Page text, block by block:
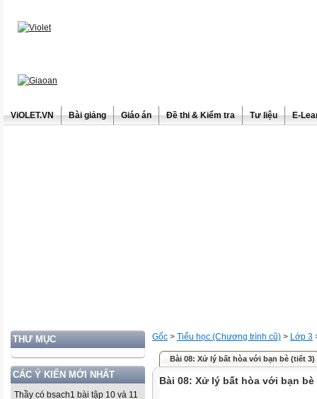
ViOLET.VN Bài giảng Giáo án Đề thi & Kiểm tra Tư liệu E-
THƯ MỤC
CÁC Ý KIẾN MỚI NHẤT
Thầy có bsach1 bài tập 10 và 11
Gốc > Tiểu học (Chương trình cũ) > Lớp 3
Bài 08: Xử lý bất hòa với bạn bè (tiết 3)
Bài 08: Xử lý bất hòa với bạn bè